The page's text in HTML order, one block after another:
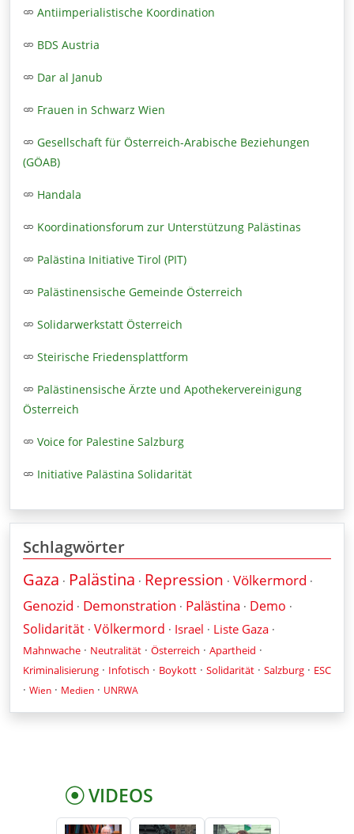
Antiimperialistische Koordination
BDS Austria
Dar al Janub
Frauen in Schwarz Wien
Gesellschaft für Österreich-Arabische Beziehungen
(GÖAB)
Handala
Koordinationsforum zur Unterstützung Palästinas
Palästina Initiative Tirol (PIT)
Palästinensische Gemeinde Österreich
Solidarwerkstatt Österreich
Steirische Friedensplattform
Palästinensische Ärzte und Apothekervereinigung
Österreich
Voice for Palestine Salzburg
Initiative Palästina Solidarität
Schlagwörter
Gaza · Palästina · Repression · Völkermord ·
Genozid · Demonstration · Palästina · Demo ·
Solidarität · Völkermord · Israel · Liste Gaza ·
Mahnwache · Neutralität · Österreich · Apartheid ·
Kriminalisierung · Infotisch · Boykott · Solidarität · Salzburg · ESC
· Wien · Medien · UNRWA
VIDEOS